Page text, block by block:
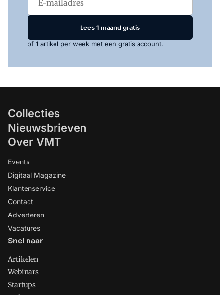
Lees 1 maand gratis
of 1 artikel per week met een gratis account.
Collecties
Nieuwsbrieven
Over VMT
Events
Digitaal Magazine
Klantenservice
Contact
Adverteren
Vacatures
Snel naar
Artikelen
Webinars
Startups